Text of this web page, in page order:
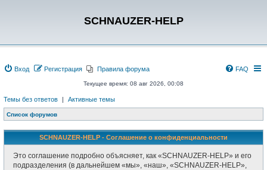
SCHNAUZER-HELP
Вход Регистрация Правила форума FAQ
Текущее время: 08 авг 2026, 00:08
Темы без ответов | Активные темы
Список форумов
SCHNAUZER-HELP - Соглашение о конфиденциальности
Это соглашение подробно объясняет, как «SCHNAUZER-HELP» и его
подразделения (в дальнейшем «мы», «наш», «SCHNAUZER-HELP»,